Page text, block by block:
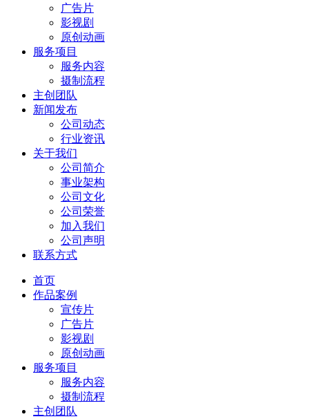
广告片
影视剧
原创动画
服务项目
服务内容
摄制流程
主创团队
新闻发布
公司动态
行业资讯
关于我们
公司简介
事业架构
公司文化
公司荣誉
加入我们
公司声明
联系方式
首页
作品案例
宣传片
广告片
影视剧
原创动画
服务项目
服务内容
摄制流程
主创团队